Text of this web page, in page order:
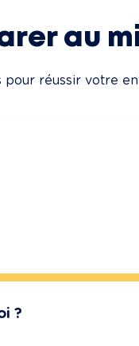
au
pour réussir votre
?